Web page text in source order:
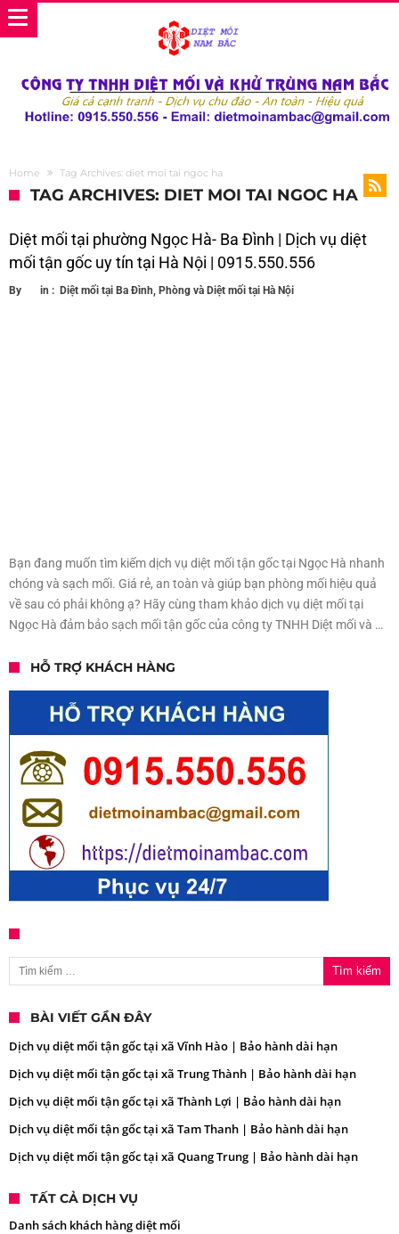
Home Tag Archives: diet moi tai ngoc ha
TAG ARCHIVES: DIET MOI TAI NGOC HA
Diệt mối tại phường Ngọc Hà- Ba Đình | Dịch vụ diệt
mối tận gốc uy tín tại Hà Nội | 0915.550.556
By in : Diệt mối tại Ba Đình, Phòng và Diệt mối tại Hà Nội
Bạn đang muốn tìm kiếm dịch vụ diệt mối tận gốc tại Ngọc Hà nhanh
chóng và sạch mối. Giá rẻ, an toàn và giúp bạn phòng mối hiệu quả
về sau có phải không ạ? Hãy cùng tham khảo dịch vụ diệt mối tại
Ngọc Hà đảm bảo sạch mối tận gốc của công ty TNHH Diệt mối và …
HỖ TRỢ KHÁCH HÀNG
Tìm kiếm cho:
BÀI VIẾT GẦN ĐÂY
Dịch vụ diệt mối tận gốc tại xã Vĩnh Hào | Bảo hành dài hạn
Dịch vụ diệt mối tận gốc tại xã Trung Thành | Bảo hành dài hạn
Dịch vụ diệt mối tận gốc tại xã Thành Lợi | Bảo hành dài hạn
Dịch vụ diệt mối tận gốc tại xã Tam Thanh | Bảo hành dài hạn
Dịch vụ diệt mối tận gốc tại xã Quang Trung | Bảo hành dài hạn
TẤT CẢ DỊCH VỤ
Danh sách khách hàng diệt mối